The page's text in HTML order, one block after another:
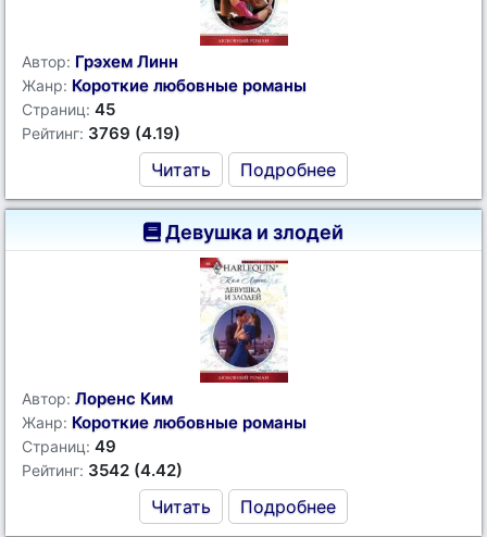
Автор: Грэхем Линн
Жанр: Короткие любовные романы
Страниц: 45
Рейтинг: 3769 (4.19)
Читать Подробнее
Девушка и злодей
Автор: Лоренс Ким
Жанр: Короткие любовные романы
Страниц: 49
Рейтинг: 3542 (4.42)
Читать Подробнее